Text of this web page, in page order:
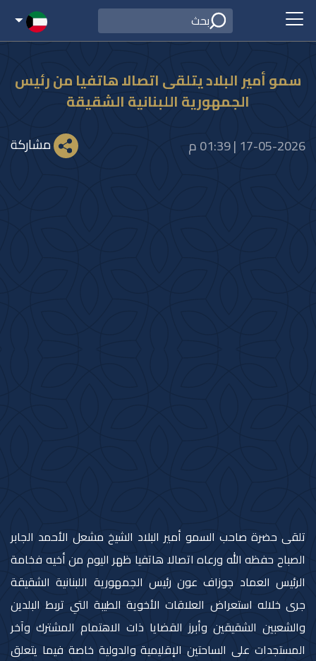
سمو أمير البلاد يتلقى اتصالا هاتفيا من رئيس
الجمهورية اللبنانية الشقيقة
17-05-2026 | 01:39 م
تلقى حضرة صاحب السمو أمير البلاد الشيخ مشعل الأحمد الجابر
الصباح حفظه الله ورعاه اتصالا هاتفيا ظهر اليوم من أخيه فخامة
الرئيس العماد جوزاف عون رئيس الجمهورية اللبنانية الشقيقة
جرى خلاله استعراض العلاقات الأخوية الطيبة التي تربط البلدين
والشعبين الشقيقين وأبرز القضايا ذات الاهتمام المشترك وآخر
المستجدات على الساحتين الإقليمية والدولية خاصة فيما يتعلق